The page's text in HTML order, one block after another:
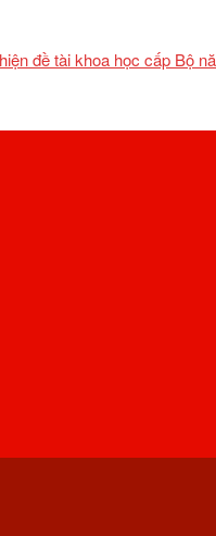
đề tài khoa học cấp Bộ